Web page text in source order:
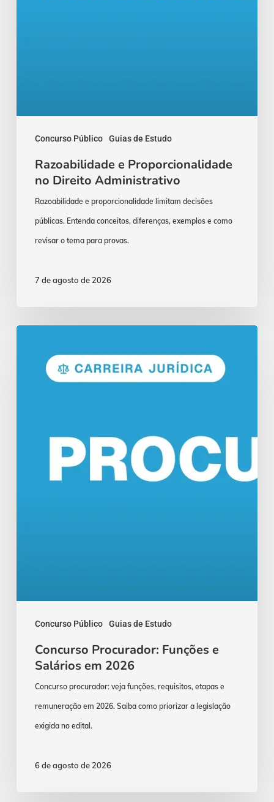
Concurso Público Guias de Estudo
Razoabilidade e Proporcionalidade
no Direito Administrativo
Razoabilidade e proporcionalidade limitam decisões
públicas. Entenda conceitos, diferenças, exemplos e como
revisar o tema para provas.
7 de agosto de 2026
Concurso Público Guias de Estudo
Procurador:
Funções
Concurso Procurador: Funções e
Salários em 2026
Concurso procurador: veja funções, requisitos, etapas e
remuneração em 2026. Saiba como priorizar a legislação
exigida no edital.
6 de agosto de 2026